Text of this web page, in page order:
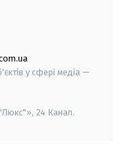
у сфері медіа —
24 Канал.